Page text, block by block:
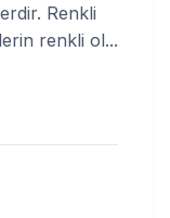
Renkli
renkli ol...